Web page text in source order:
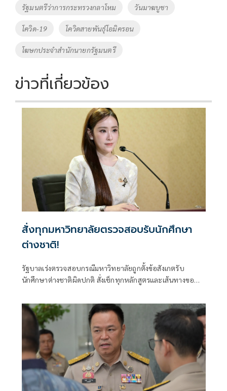
รัฐมนตรีว่าการกระทรวงกลาโหม วันมาฆบูชา
โควิด-19 โควิดสายพันธุ์โอมิครอน
โฆษกประจำสำนักนายกรัฐมนตรี
ข่าวที่เกี่ยวข้อง
สั่งทุกมหาวิทยาลัยตรวจสอบรับนักศึกษา
ต่างชาติ!
รัฐบาลเร่งตรวจสอบกรณีมหาวิทยาลัยถูกตั้งข้อสังเกตรับ
นักศึกษาต่างชาติผิดปกติ สั่งเช็กทุกหลักสูตรและเส้นทางขอ
ผิดดำเนินการตามกฎหมายทันที